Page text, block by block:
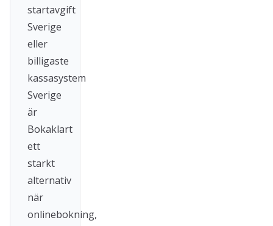
startavgift
Sverige
eller
billigaste
kassasystem
Sverige
är
Bokaklart
ett
starkt
alternativ
när
onlinebokning,